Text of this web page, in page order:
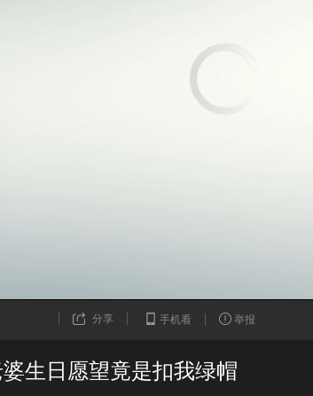
分享 手机看 举报
生日愿望竟是扣我绿帽